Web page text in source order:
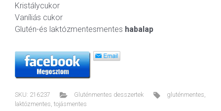
Kristálycukor
Vaníliás cukor
Glutén-és laktózmentesmentes habalap
SKU: 216237 Gluténmentes desszertek gluténmentes
laktózmentes tojásmentes